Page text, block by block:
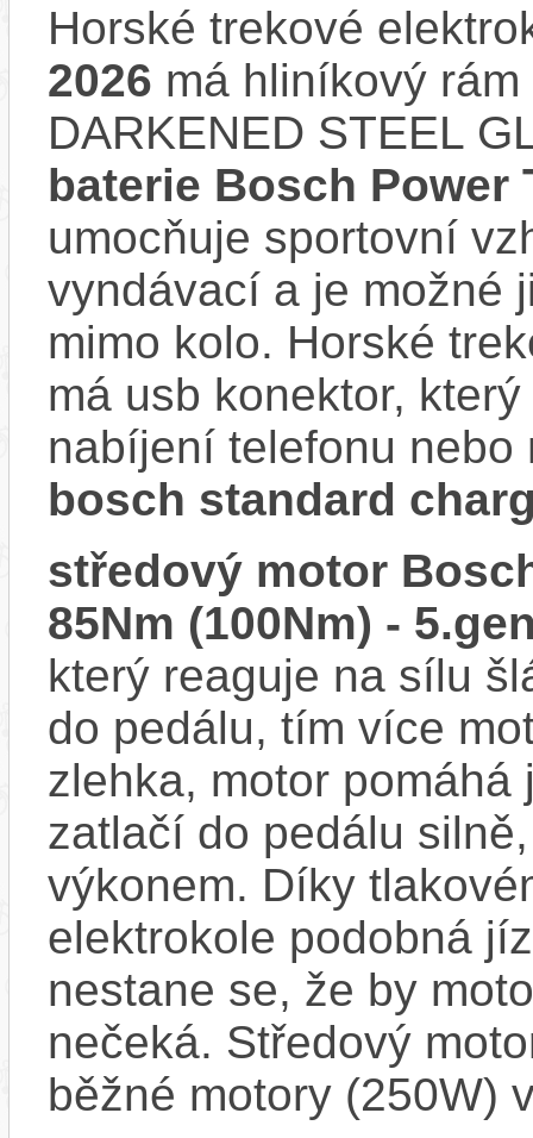
Horské trekové
2026 má hliníkový
DARKENED STEEL
baterie Bosch Power
umocňuje sportovní
vyndávací a je možné
mimo kolo. Horské
má usb konektor,
nabíjení telefonu
bosch standard
středový motor
85Nm (100Nm) -
který reaguje na sílu
do pedálu, tím více
zlehka, motor
zatlačí do pedálu
výkonem. Díky
elektrokole podobná
nestane se, že by
nečeká. Středový
běžné motory (250W)